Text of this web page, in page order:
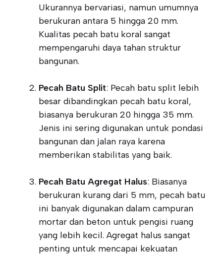
Ukurannya bervariasi, namun umumnya
berukuran antara 5 hingga 20 mm.
Kualitas pecah batu koral sangat
mempengaruhi daya tahan struktur
bangunan.
Pecah Batu Split: Pecah batu split lebih
besar dibandingkan pecah batu koral,
biasanya berukuran 20 hingga 35 mm.
Jenis ini sering digunakan untuk pondasi
bangunan dan jalan raya karena
memberikan stabilitas yang baik.
Pecah Batu Agregat Halus: Biasanya
berukuran kurang dari 5 mm, pecah batu
ini banyak digunakan dalam campuran
mortar dan beton untuk pengisi ruang
yang lebih kecil. Agregat halus sangat
penting untuk mencapai kekuatan